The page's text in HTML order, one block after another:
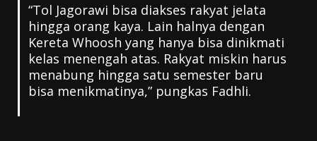
“Tol Jagorawi bisa diakses rakyat jelata
hingga orang kaya. Lain halnya dengan
Kereta Whoosh yang hanya bisa dinikmati
kelas menengah atas. Rakyat miskin harus
menabung hingga satu semester baru
bisa menikmatinya,” pungkas Fadhli.